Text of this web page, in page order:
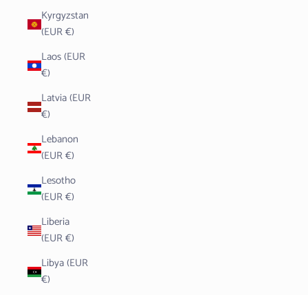
Kyrgyzstan
(EUR €)
Laos (EUR
€)
Latvia (EUR
€)
Lebanon
(EUR €)
Lesotho
(EUR €)
Liberia
(EUR €)
Libya (EUR
€)